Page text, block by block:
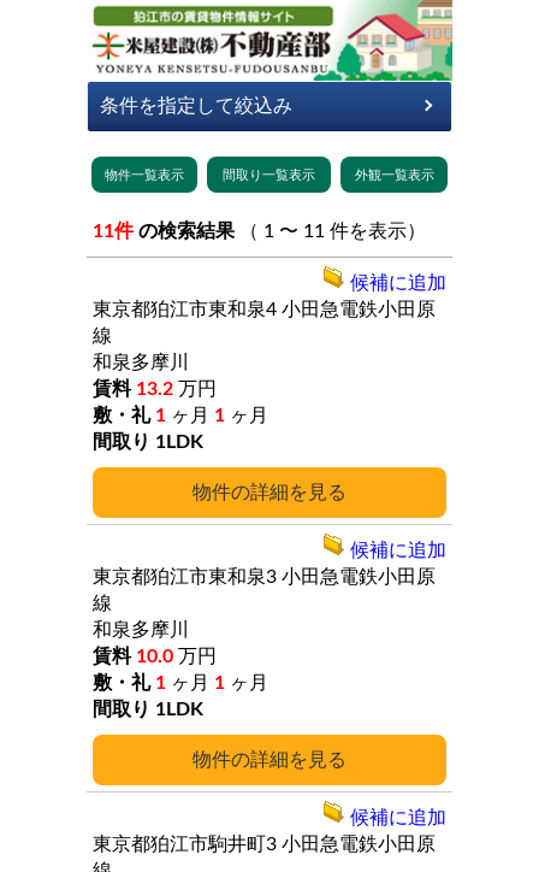
11件 の検索結果 （ 1 〜 11 件を表示）
詳細
東京都狛江市東和泉4 小田急電鉄小田原
線
和泉多摩川
13.2 万円
1 ヶ月 1 ヶ月
1LDK
候補に追加
詳細
東京都狛江市東和泉3 小田急電鉄小田原
線
和泉多摩川
10.0 万円
1 ヶ月 1 ヶ月
1LDK
候補に追加
東京都狛江市駒井町3 小田急電鉄小田原
候補に追加